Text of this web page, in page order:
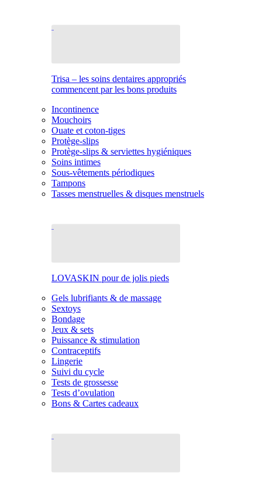
Trisa – les soins dentaires appropriés
commencent par les bons produits
Incontinence
Mouchoirs
Ouate et coton-tiges
Protège-slips
Protège-slips & serviettes hygiéniques
Soins intimes
Sous-vêtements périodiques
Tampons
Tasses menstruelles & disques menstruels
LOVASKIN pour de jolis pieds
Gels lubrifiants & de massage
Sextoys
Bondage
Jeux & sets
Puissance & stimulation
Contraceptifs
Lingerie
Suivi du cycle
Tests de grossesse
Tests d’ovulation
Bons & Cartes cadeaux